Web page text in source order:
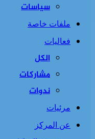
سياسات
ملفات خاصة
فعاليات
الكل
مشاركات
ندوات
مرئيات
عن المركز